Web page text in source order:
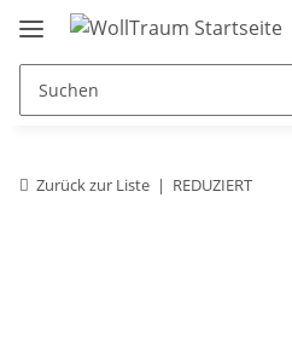
Zurück zur Liste REDUZIERT